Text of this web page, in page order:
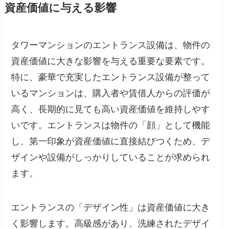
資産価値に与える影響
タワーマンションのエントランス設備は、物件の
資産価値に大きな影響を与える重要な要素です。
特に、豪華で充実したエントランス設備が整って
いるマンションは、購入者や賃借人からの評価が
高く、長期的に見ても高い資産価値を維持しやす
いです。エントランスは物件の「顔」として機能
し、第一印象が資産価値に直接結びつくため、デ
ザインや設備がしっかりしていることが求められ
ます。
エントランスの「デザイン性」は資産価値に大き
く影響します。高級感があり、洗練されたデザイ